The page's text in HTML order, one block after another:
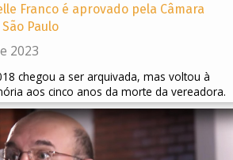
Franco é aprovado pela Câmara
Paulo
2023
chegou a ser arquivada, mas voltou à
aos cinco anos da morte da vereadora.